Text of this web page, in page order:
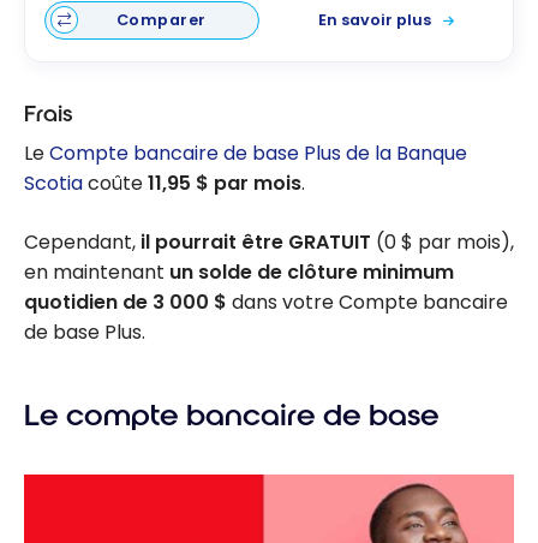
Comparer En savoir plus
Frais
LeCompte bancaire de base Plus de la Banque
Scotiacoûte11,95 $ par mois.
Cependant, il pourrait être GRATUIT (0 $ par mois),
en maintenant un solde de clôture minimum
quotidien de 3 000 $ dans votre Compte bancaire
de base Plus.
Le compte bancaire de base